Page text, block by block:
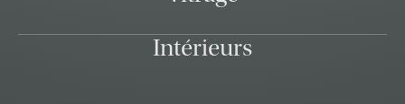
Intérieurs